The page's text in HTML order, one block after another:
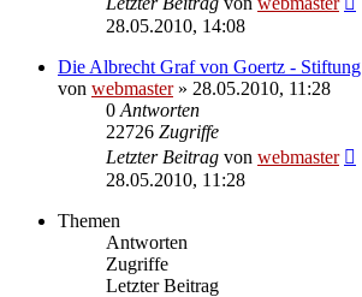
28.05.2010, 14:08
Die Albrecht Graf von Goertz - Stiftung
von webmaster» 28.05.2010, 11:28
0 Antworten
22726 Zugriffe
Letzter Beitrag von webmaster
28.05.2010, 11:28
Themen
Antworten
Zugriffe
Letzter Beitrag